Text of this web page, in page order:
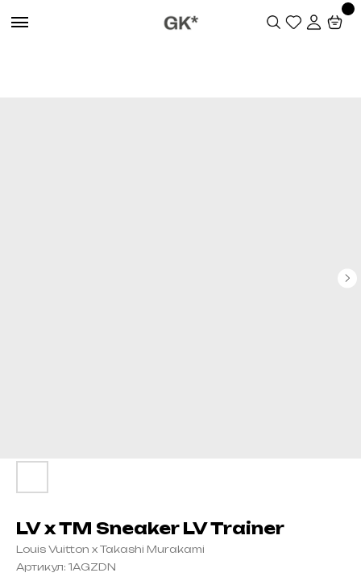
LV x TM Sneaker LV Trainer
Louis Vuitton x Takashi Murakami
Артикул: 1AGZDN